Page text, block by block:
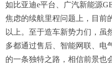
如比亚迪e平台、广汽新能源
焦虑的续航里程问题上，目前
以上。至于造车新势力们，虽
多都通过售后、智能网联、电
的一条独特之路，相信前景也